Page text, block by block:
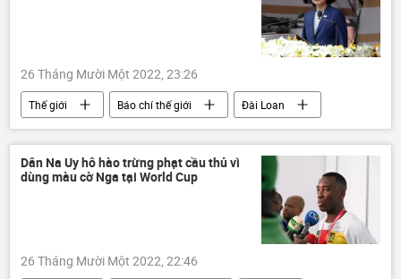
26 Tháng Mười Một 2022, 23:26
Thế giới Báo chí thế giới
Đài Loan
Chính trị
bầu cử
Dân Na Uy hô hào trừng phạt cầu thủ vì
dùng màu cờ Nga tại World Cup
26 Tháng Mười Một 2022, 22:46